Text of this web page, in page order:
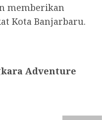
memberikan
Kota Banjarbaru.
Adventure